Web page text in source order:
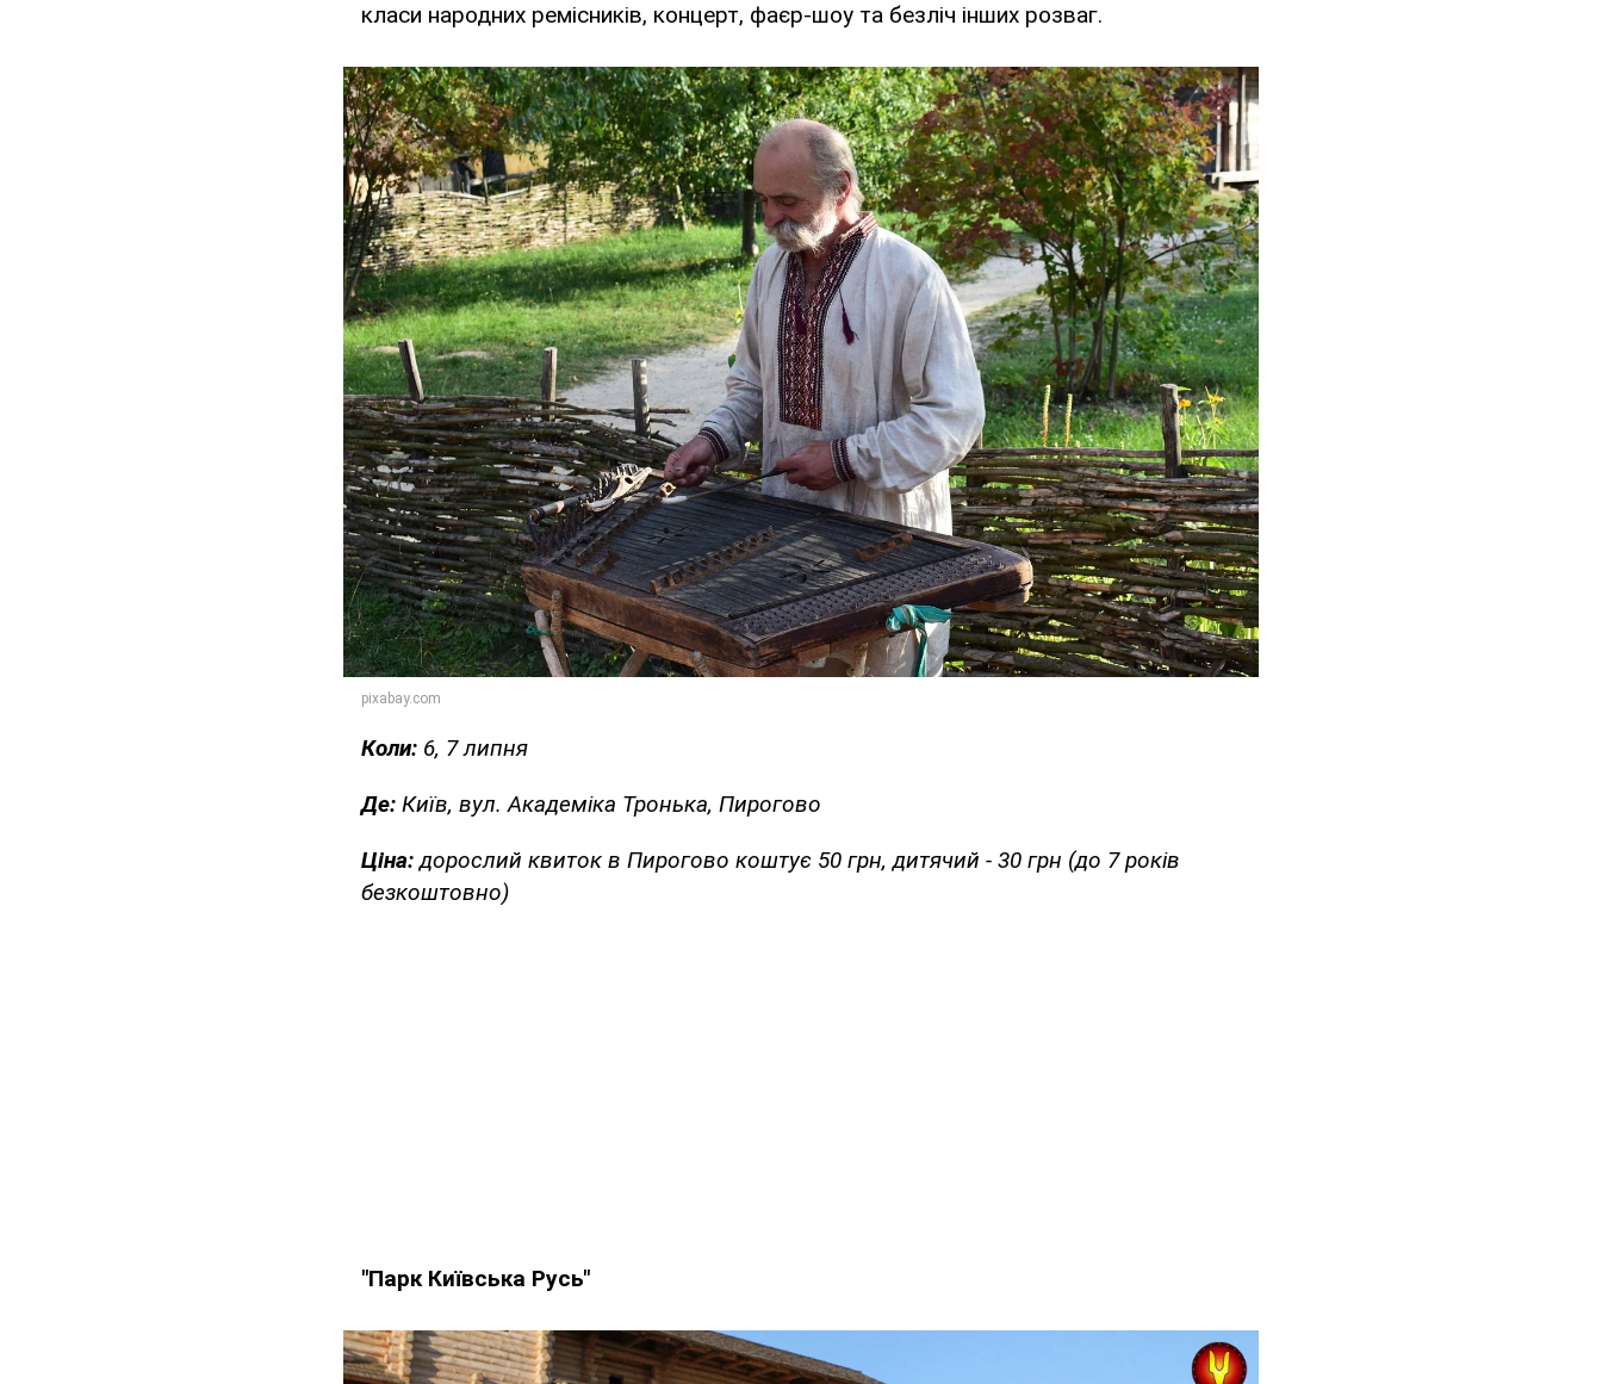
класи народних ремісників, концерт, фаєр-шоу та безліч інших розваг.
Коли: 6, 7 липня
Де: Київ, вул. Академіка Тронька, Пирогово
Ціна:дорослий квиток в Пирогово коштує 50 грн, дитячий - 30 грн (до 7 років
безкоштовно)
"Парк Київська Русь"